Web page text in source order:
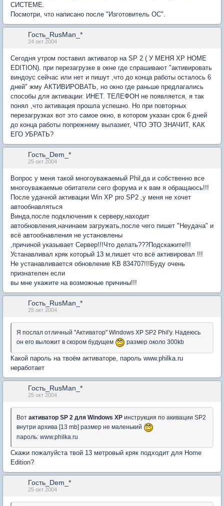
СИСТЕМЕ.
Посмотри, что написано после "Изготовитель ОС".
Гость_RusMan_*
24 окт 2004
Сегодня утром поставил активатор на SP 2 ( У МЕНЯ XP HOME
EDITION). при перезагрузке в окне где спрашивают "активировать
виндоус сейчас или нет и пишут ,что до конца работы осталось 6
дней" жму АКТИВИРОВАТЬ, но окно где раньше предлагались
способы для активации: ИНЕТ. ТЕЛЕФОН не появляется, я так
понял ,что активация прошла успешно. Но при повторных
перезагрузках вот это самое окно, в котором указан срок 6 дней
до конца работы попрежнему вылазиет, ЧТО ЭТО ЗНАЧИТ, КАК
ЕГО УБРАТЬ?
Гость_Dem_*
25 окт 2004
Вопрос у меня такой многоуважаемый Phil,да и собственно все
многоуважаемые обитатели сего форума и к вам я обращаюсь!!!
После удачной активации Win XP pro SP2 ,у меня не хочет
автообнавляться
Винда,после подключения к серверу,находит
автобновления,начинаем загружать,после чего пишет "Неудача" и
всё автообнавления не установлены
,причиной указывает Сервер!!!Что делать???Подскажите!!!
Устанавливал кряк который 13 м,пишет что всё активировал !!!
Не устанавливается обновление KB 834707!!!Буду очень
признателен если
вы мне укажите на возможные причины!!!
Гость_RusMan_*
25 окт 2004
Я послал отличный "Активатор" Windows XP SP2 Phil'y. Надеюсь
он его выложит в скором будущем
размер около 300kb
Какой пароль на твоём активаторе, пароль www.philka.ru
неработает
Гость_RusMan_*
25 окт 2004
Вот активатор SP 2 для Windows XP инструкция по акивации SP2
внутри архива [13 mb] размер не маленький
пароль: www.philka.ru
Скажи пожалуйста твой 13 метровый кряк подходит для Home
Edition?
Гость_Dem_*
25 окт 2004